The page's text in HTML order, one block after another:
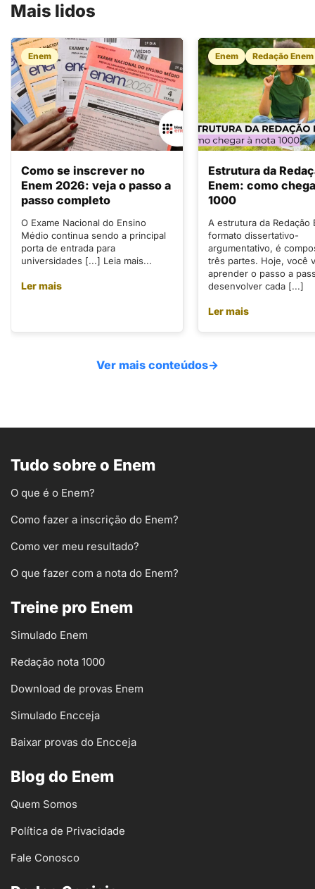
Mais lidos
Enem
Como se inscrever no
Enem 2026: veja o passo a
passo completo
O Exame Nacional do Ensino
Médio continua sendo a principal
porta de entrada para
universidades [...] Leia mais...
Ler mais
Enem Redação Enem
Estrutura da
Enem: como
1000
A estrutura da Redação
formato dissertativo-
argumentativo, é
três partes. Hoje, você
aprender o passo a
desenvolver cada [...]
Ler mais
Ver mais conteúdos→
Tudo sobre o Enem
O que é o Enem?
Como fazer a inscrição do Enem?
Como ver meu resultado?
O que fazer com a nota do Enem?
Treine pro Enem
Simulado Enem
Redação nota 1000
Download de provas Enem
Simulado Encceja
Baixar provas do Encceja
Blog do Enem
Quem Somos
Política de Privacidade
Fale Conosco